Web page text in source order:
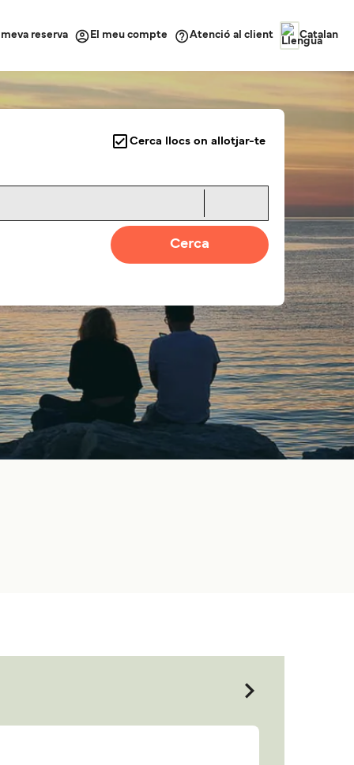
reserva El meu compte Atenció al client Catalan
Cerca llocs on allotjar-te
Cerca